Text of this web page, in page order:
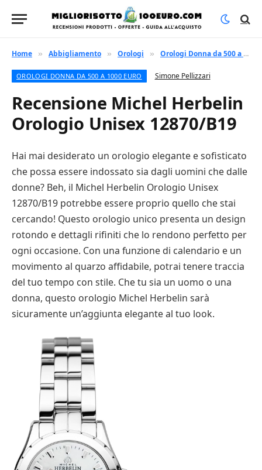
Home » Abbigliamento » Orologi » Orologi Donna da 500 a 1000 euro
OROLOGI DONNA DA 500 A 1000 EURO Simone Pellizzari
Recensione Michel Herbelin
Orologio Unisex 12870/B19
Hai mai desiderato un orologio elegante e sofisticato
che possa essere indossato sia dagli uomini che dalle
donne? Beh, il Michel Herbelin Orologio Unisex
12870/B19 potrebbe essere proprio quello che stai
cercando! Questo orologio unico presenta un design
rotondo e dettagli rifiniti che lo rendono perfetto per
ogni occasione. Con una funzione di calendario e un
movimento al quarzo affidabile, potrai tenere traccia
del tuo tempo con stile. Che tu sia un uomo o una
donna, questo orologio Michel Herbelin sarà
sicuramente un’aggiunta elegante al tuo look.